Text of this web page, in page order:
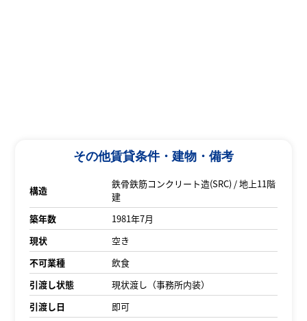
その他賃貸条件・建物・備考
構造
鉄骨鉄筋コンクリート造(SRC) / 地上11階
建
築年数
1981年7月
現状
空き
不可業種
飲食
引渡し状態
現状渡し（事務所内装）
引渡し日
即可